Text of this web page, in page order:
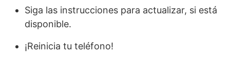
Siga las instrucciones para actualizar, si está
disponible.
¡Reinicia tu teléfono!